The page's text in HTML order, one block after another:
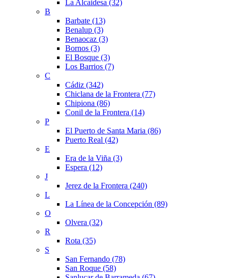
La Alcaidesa (32)
B
Barbate (13)
Benalup (3)
Benaocaz (3)
Bornos (3)
El Bosque (3)
Los Barrios (7)
C
Cádiz (342)
Chiclana de la Frontera (77)
Chipiona (86)
Conil de la Frontera (14)
P
El Puerto de Santa Maria (86)
Puerto Real (42)
E
Era de la Viña (3)
Espera (12)
J
Jerez de la Frontera (240)
L
La Línea de la Concepción (89)
O
Olvera (32)
R
Rota (35)
S
San Fernando (78)
San Roque (58)